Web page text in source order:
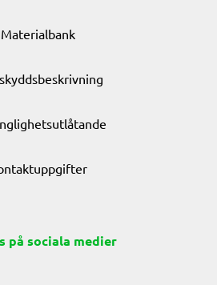
Materialbank
på sociala medier